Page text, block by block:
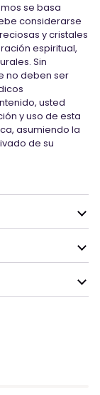
se basa
considerarse
y cristales
espiritual,
Sin
no deben ser
usted
y uso de esta
asumiendo la
de su